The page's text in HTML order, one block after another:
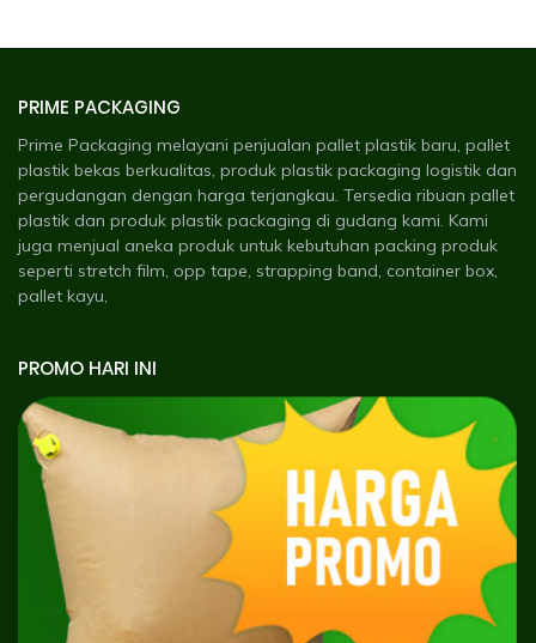
PRIME PACKAGING
Prime Packaging melayani penjualan pallet plastik baru, pallet
plastik bekas berkualitas, produk plastik packaging logistik dan
pergudangan dengan harga terjangkau. Tersedia ribuan pallet
plastik dan produk plastik packaging di gudang kami. Kami
juga menjual aneka produk untuk kebutuhan packing produk
seperti stretch film, opp tape, strapping band, container box,
pallet kayu,
PROMO HARI INI